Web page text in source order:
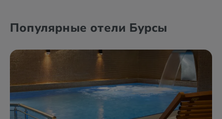
Анкара Афьон
Популярные отели Бурсы